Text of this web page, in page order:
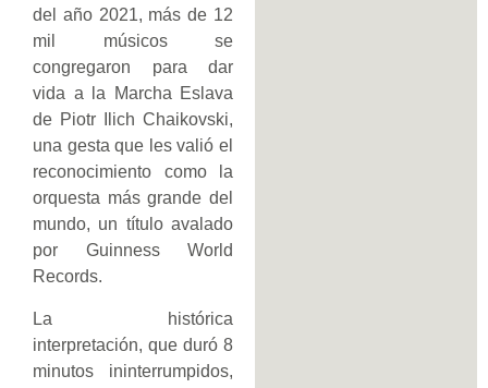
del año 2021, más de 12
mil músicos se
congregaron para dar
vida a la Marcha Eslava
de Piotr Ilich Chaikovski,
una gesta que les valió el
reconocimiento como la
orquesta más grande del
mundo, un título avalado
por Guinness World
Records.
La histórica
interpretación, que duró 8
minutos ininterrumpidos,